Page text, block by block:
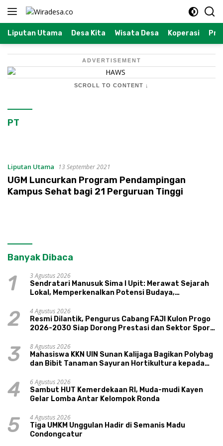
Langsung
Liputan Utama Desa Kita Wisata Desa Koperasi
ADVERTISEMENT
SCROLL TO CONTENT ↓
PT
Liputan Utama 13 September 2021
UGM Luncurkan Program Pendampingan
Kampus Sehat bagi 21 Perguruan Tinggi
Banyak Dibaca
1
3 Agustus 2026
Sendratari Manusuk Sima I Upit: Merawat Sejarah
Lokal, Memperkenalkan Potensi Budaya,
2
4 Agustus 2026
Resmi Dilantik, Pengurus Cabang FAJI Kulon Progo
2026-2030 Siap Dorong Prestasi dan Sektor Sport
3
8 Agustus 2026
Mahasiswa KKN UIN Sunan Kalijaga Bagikan Polybag
dan Bibit Tanaman Sayuran Hortikultura kepada
4
6 Agustus 2026
Sambut HUT Kemerdekaan RI, Muda-mudi Kayen
Gelar Lomba Antar Kelompok Ronda
5
4 Agustus 2026
Tiga UMKM Unggulan Hadir di Semanis Madu
Condongcatur